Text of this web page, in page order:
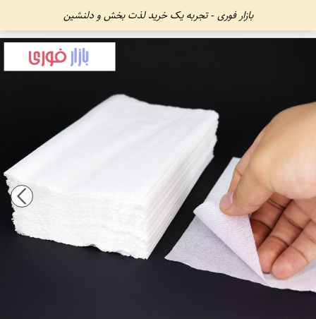
بازار فوری - تجربه یک خرید لذت بخش و دلنشین